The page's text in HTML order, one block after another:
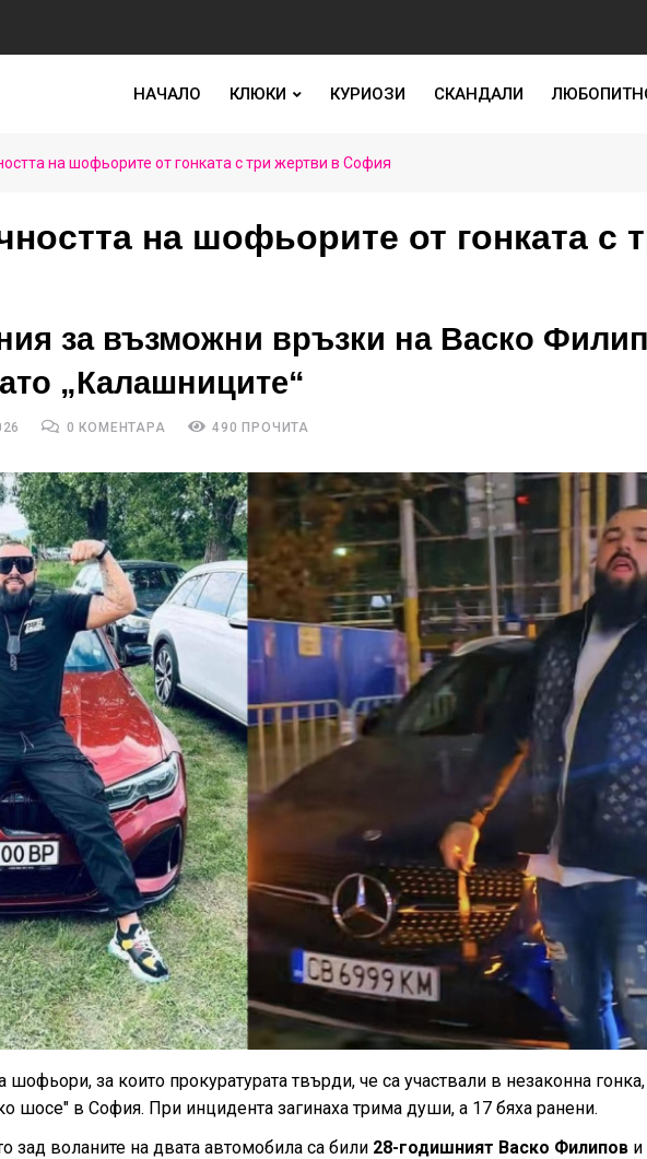
НАЧАЛО КЛЮКИ КУРИОЗИ СКАНДАЛИ
на шофьорите от гонката с три жертви в София
на шофьорите от гонката с
за възможни връзки на Васко
„Калашниците“
0 КОМЕНТАРА 490 ПРОЧИТА
шофьори, за които прокуратурата твърди, че са участвали в незаконна
шосе" в София. При инцидента загинаха трима души, а 17 бяха ранени.
зад воланите на двата автомобила са били 28-годишният Васко Филипов и